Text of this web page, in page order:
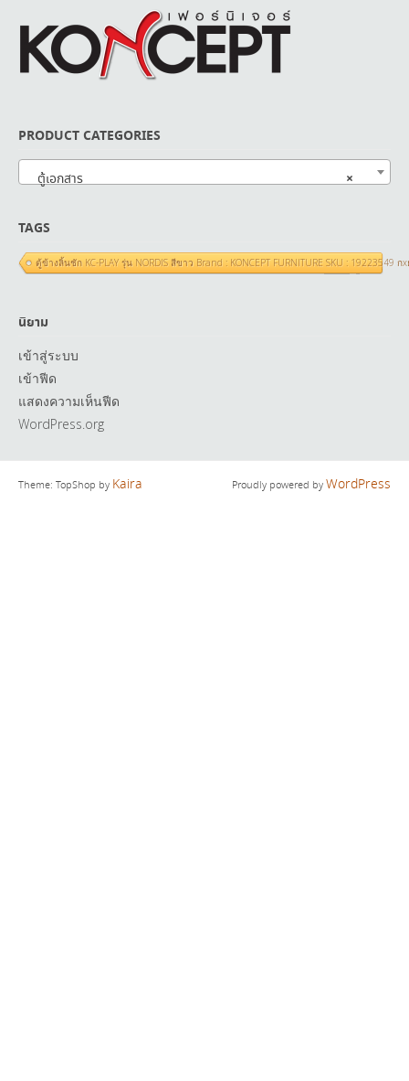
PRODUCT CATEGORIES
×
ตู้เอกสาร
TAGS
ตู้ข้างลิ้นชัก KC-PLAY รุ่น NORDIS สีขาว Brand : KONCEPT FURNITURE SKU : 19223549 ก
นิยาม
เข้าสู่ระบบ
เข้าฟีด
แสดงความเห็นฟีด
WordPress.org
Theme: TopShop by Kaira Proudly powered byWordPress